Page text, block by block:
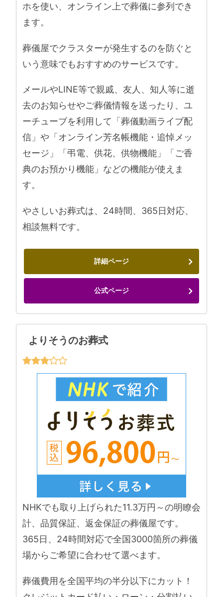
ホを使い、オンライン上で葬儀に参列でき
ます。
葬儀屋でクラスターが発生するのを防ぐと
いう意味でもおすすめのサービスです。
メールやLINE等で親戚、友人、知人等に逝
去のお知らせやご葬儀情報を送ったり、ユ
ーチューブを利用して「葬儀動画ライブ配
信」や「オンライン芳名帳機能・追悼メッ
セージ」「弔電、供花、供物機能」「ご香
典のお預かり機能」などの機能が使えま
す。
やさしいお葬式は、24時間、365日対応、
相談無料です。
詳細ページ
公式ページ
よりそうのお葬式
NHKでも取り上げられた11.3万円～の明瞭会
計、品質保証、返金保証の葬儀屋です。
365日、24時間対応で全国3000箇所の葬儀
場からご希望に合わせて選べます。
葬儀費用を全国平均の半分以下にカット！